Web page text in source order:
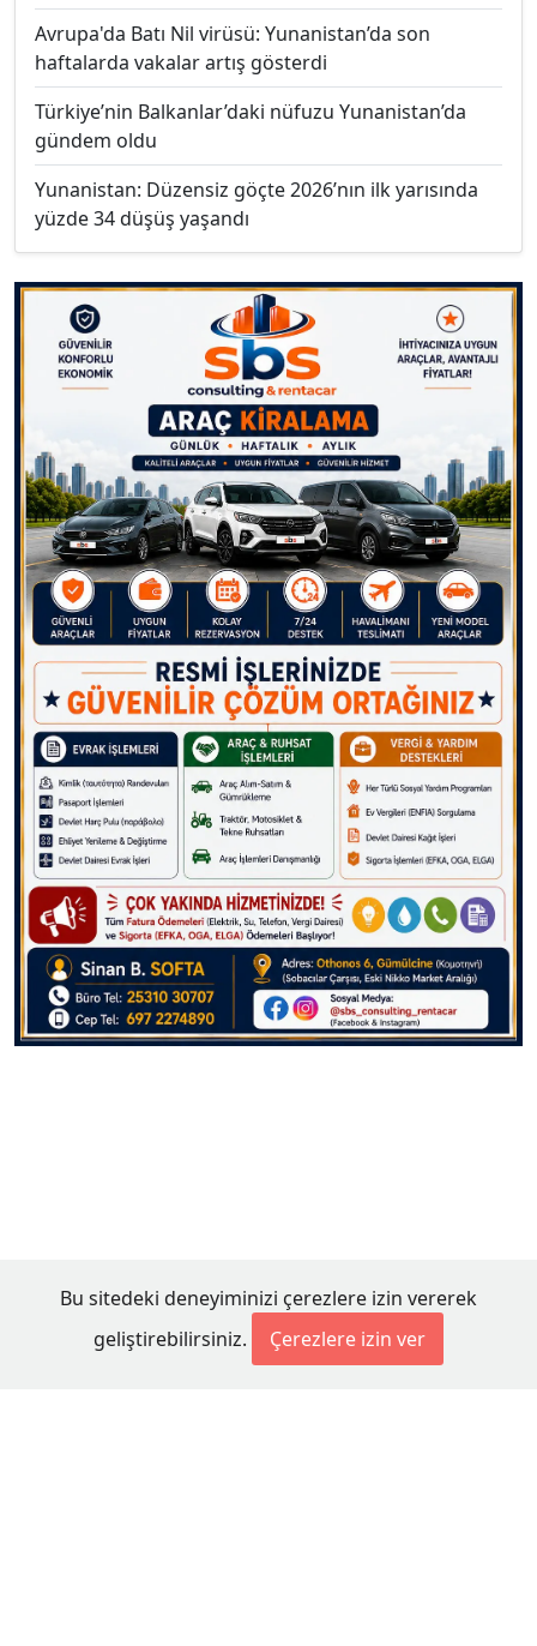
Avrupa'da Batı Nil virüsü: Yunanistan’da son
haftalarda vakalar artış gösterdi
Türkiye’nin Balkanlar’daki nüfuzu Yunanistan’da
gündem oldu
Yunanistan: Düzensiz göçte 2026’nın ilk yarısında
yüzde 34 düşüş yaşandı
Bu sitedeki deneyiminizi çerezlere izin vererek
geliştirebilirsiniz.
Çerezlere izin ver